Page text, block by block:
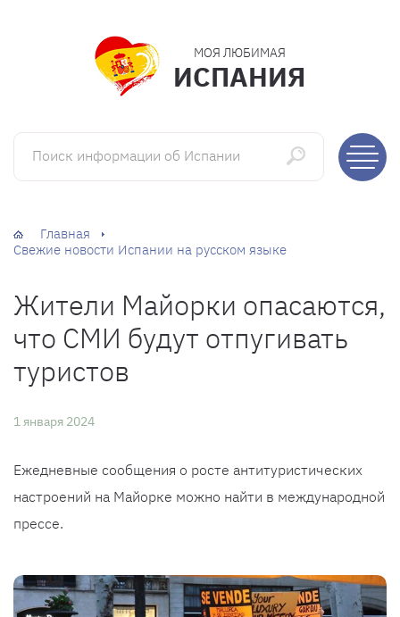
МОЯ ЛЮБИМАЯ
ИСПАНИЯ
Поиск информации об Испании
Главная
Свежие новости Испании на русском языке
Жители Майорки опасаются,
что СМИ будут отпугивать
туристов
1 января 2024
Ежедневные сообщения о росте антитуристических
настроений на Майорке можно найти в международной
прессе.